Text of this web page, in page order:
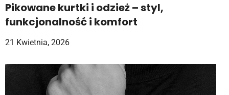
Pikowane kurtki i odzież – styl,
funkcjonalność i komfort
21 Kwietnia, 2026